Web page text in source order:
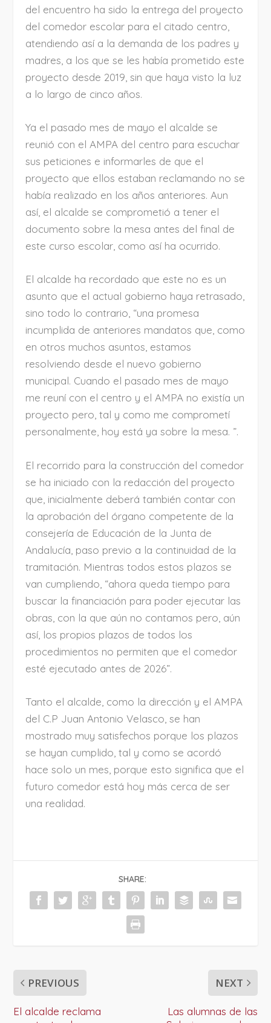
del encuentro ha sido la entrega del proyecto
del comedor escolar para el citado centro,
atendiendo así a la demanda de los padres y
madres, a los que se les había prometido este
proyecto desde 2019, sin que haya visto la luz
a lo largo de cinco años.
Ya el pasado mes de mayo el alcalde se
reunió con el AMPA del centro para escuchar
sus peticiones e informarles de que el
proyecto que ellos estaban reclamando no se
había realizado en los años anteriores. Aun
así, el alcalde se comprometió a tener el
documento sobre la mesa antes del final de
este curso escolar, como así ha ocurrido.
El alcalde ha recordado que este no es un
asunto que el actual gobierno haya retrasado,
sino todo lo contrario, “una promesa
incumplida de anteriores mandatos que, como
en otros muchos asuntos, estamos
resolviendo desde el nuevo gobierno
municipal. Cuando el pasado mes de mayo
me reuní con el centro y el AMPA no existía un
proyecto pero, tal y como me comprometí
personalmente, hoy está ya sobre la mesa. ”.
El recorrido para la construcción del comedor
se ha iniciado con la redacción del proyecto
que, inicialmente deberá también contar con
la aprobación del órgano competente de la
consejería de Educación de la Junta de
Andalucía, paso previo a la continuidad de la
tramitación. Mientras todos estos plazos se
van cumpliendo, “ahora queda tiempo para
buscar la financiación para poder ejecutar las
obras, con la que aún no contamos pero, aún
así, los propios plazos de todos los
procedimientos no permiten que el comedor
esté ejecutado antes de 2026”.
Tanto el alcalde, como la dirección y el AMPA
del C.P Juan Antonio Velasco, se han
mostrado muy satisfechos porque los plazos
se hayan cumplido, tal y como se acordó
hace solo un mes, porque esto significa que el
futuro comedor está hoy más cerca de ser
una realidad.
SHARE:
PREVIOUS
El alcalde reclama
NEXT
Las alumnas de las